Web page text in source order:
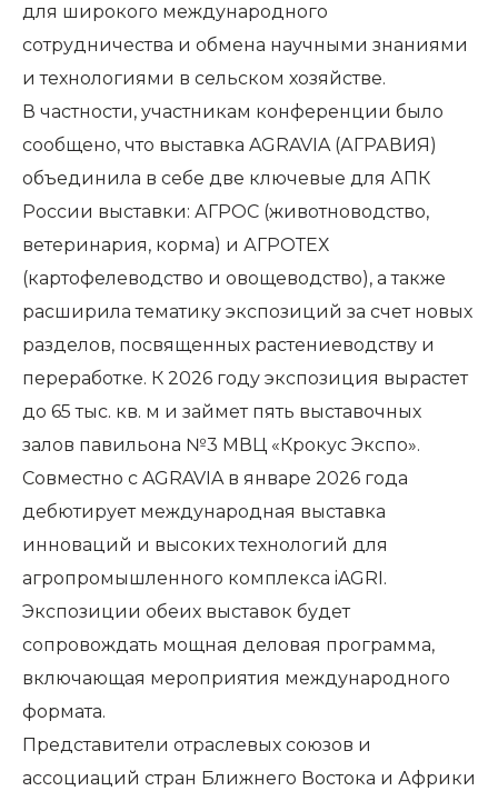
для широкого международного
сотрудничества и обмена научными знаниями
и технологиями в сельском хозяйстве.
В частности, участникам конференции было
сообщено, что выставка AGRAVIA (АГРАВИЯ)
объединила в себе две ключевые для АПК
России выставки: АГРОС (животноводство,
ветеринария, корма) и АГРОТЕХ
(картофелеводство и овощеводство), а также
расширила тематику экспозиций за счет новых
разделов, посвященных растениеводству и
переработке. К 2026 году экспозиция вырастет
до 65 тыс. кв. м и займет пять выставочных
залов павильона №3 МВЦ «Крокус Экспо».
Совместно с AGRAVIA в январе 2026 года
дебютирует международная выставка
инноваций и высоких технологий для
агропромышленного комплекса iAGRI.
Экспозиции обеих выставок будет
сопровождать мощная деловая программа,
включающая мероприятия международного
формата.
Представители отраслевых союзов и
ассоциаций стран Ближнего Востока и Африки